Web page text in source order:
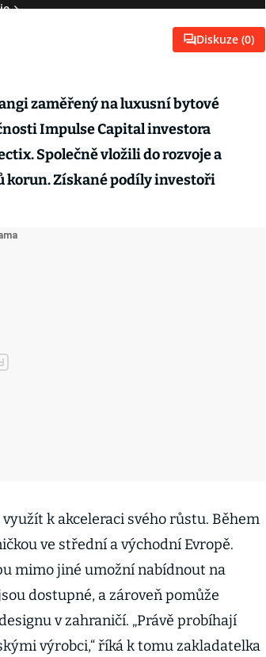
Diskuze (0)
zaměřený na luxusní bytové
Impulse Capital investora
Společně vložili do rozvoje a
korun. Získané podíly investoři
k akceleraci svého růstu. Během
ve střední a východní Evropě.
mimo jiné umožní nabídnout na
dostupné, a zároveň pomůže
v zahraničí. „Právě probíhají
výrobci,“ říká k tomu zakladatelka